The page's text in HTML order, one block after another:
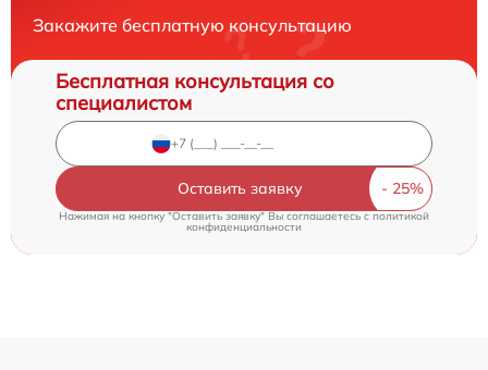
Закажите бесплатную консультацию
Бесплатная консультация со
специалистом
Оставить заявку
Нажимая на кнопку "Оставить заявку" Вы соглашаетесь cполитикой
конфиденциальности